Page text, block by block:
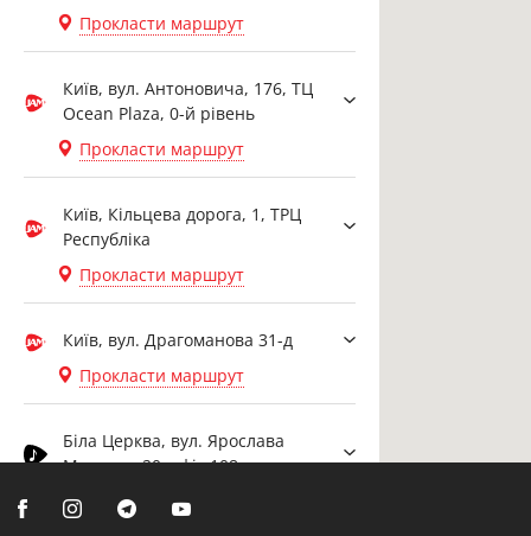
Прокласти маршрут
Київ, вул. Антоновича, 176, ТЦ
Ocean Plaza, 0-й рівень
Прокласти маршрут
Київ, Кільцева дорога, 1, ТРЦ
Республіка
Прокласти маршрут
Київ, вул. Драгоманова 31-д
Прокласти маршрут
Біла Церква, вул. Ярослава
Мудрого, 20, офіс 108
Прокласти маршрут